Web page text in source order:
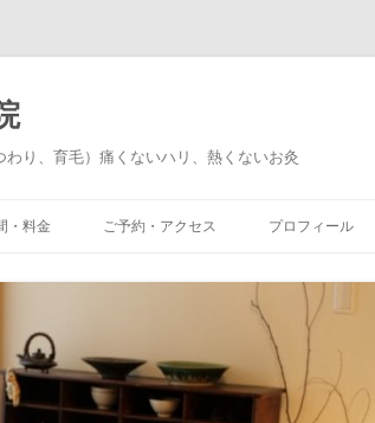
り、育毛）痛くないハリ、熱くないお灸
・料金 ご予約・アクセス プロフィール